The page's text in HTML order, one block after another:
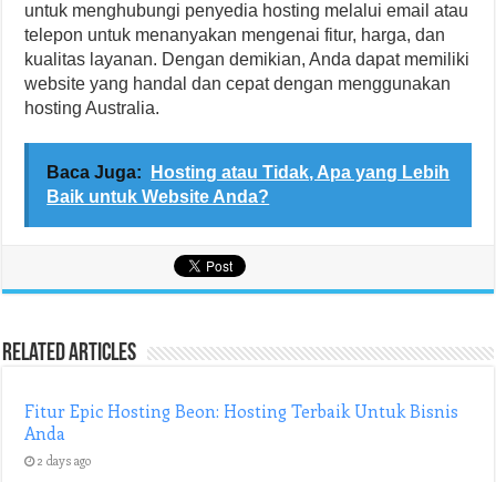
untuk menghubungi penyedia hosting melalui email atau
telepon untuk menanyakan mengenai fitur, harga, dan
kualitas layanan. Dengan demikian, Anda dapat memiliki
website yang handal dan cepat dengan menggunakan
hosting Australia.
Baca Juga:
Hosting atau Tidak, Apa yang Lebih
Baik untuk Website Anda?
Related Articles
Fitur Epic Hosting Beon: Hosting Terbaik Untuk Bisnis
Anda
2 days ago